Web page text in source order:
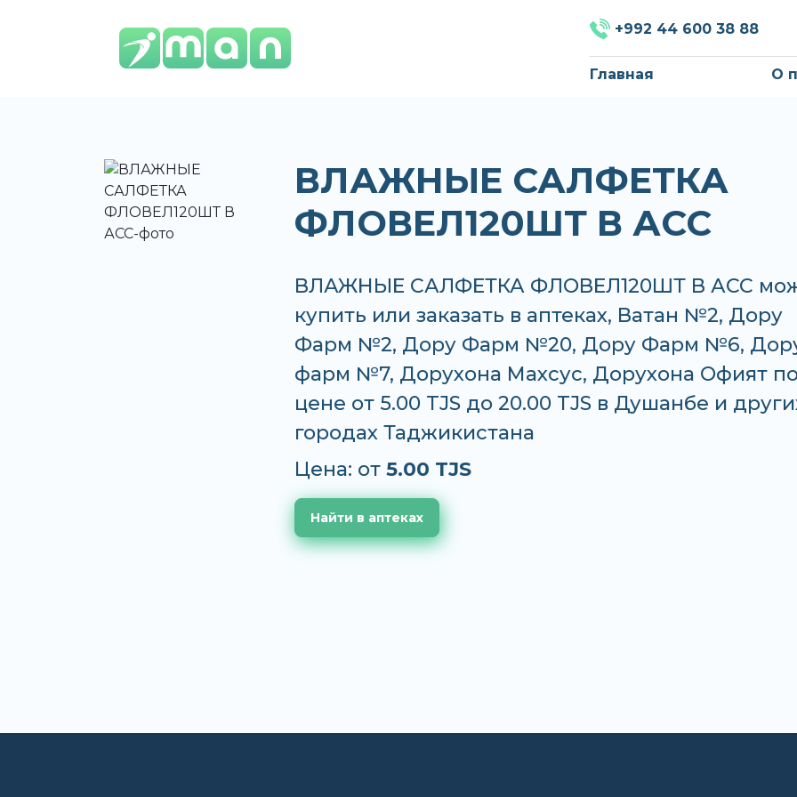
+992 44 600 38 88
Главная О
ВЛАЖНЫЕ САЛФЕТКА
ФЛОВЕЛ120ШТ В АСС
ВЛАЖНЫЕ САЛФЕТКА ФЛОВЕЛ120ШТ В АСС
купить или заказать в аптеках, Ватан №2, Дору
Фарм №2, Дору Фарм №20, Дору Фарм №6,
фарм №7, Дорухона Махсус, Дорухона Офият
цене от 5.00 TJS до 20.00 TJS в Душанбе и
городах Таджикистана
Цена: от 5.00 TJS
Найти в аптеках